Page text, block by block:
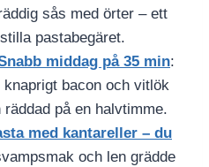
sås med örter – ett
pastabegäret.
middag på 35 min:
bacon och vitlök
på en halvtimme.
med kantareller – du
och len grädde